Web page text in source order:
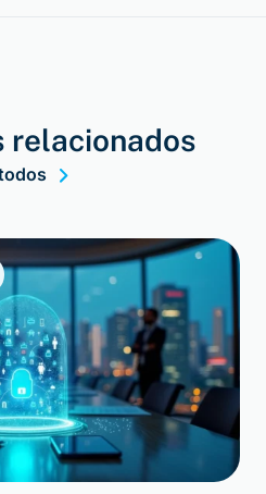
relacionados